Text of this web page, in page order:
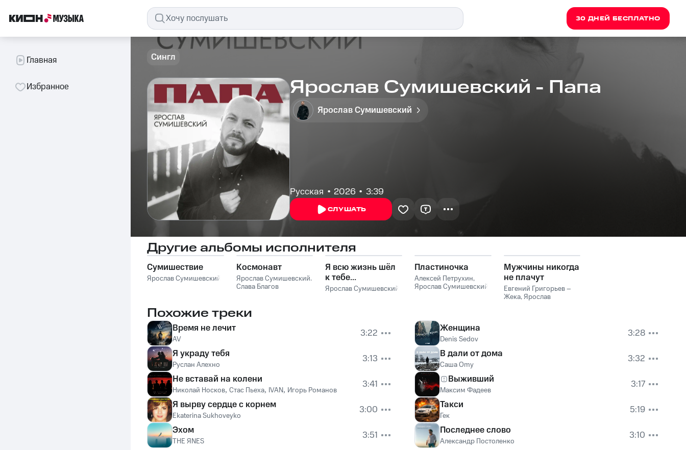
30 ДНЕЙ БЕСПЛАТНО
Главная
Избранное
Сингл
Ярослав Сумишевский - Папа
Ярослав Сумишевский
Русская 2026 3:39
СЛУШАТЬ
Другие альбомы исполнителя
Сумишествие
Ярослав Сумишевский
Космонавт
Ярослав Сумишевский,
Слава Благов
Я всю жизнь шёл
к тебе...
Ярослав Сумишевский
Пластиночка
Алексей Петрухин,
Ярослав Сумишевский
Мужчины никогда
не плачут
Евгений Григорьев –
Жека,Ярослав
Похожие треки
Время не лечит
AV
3:22
Я украду тебя
Руслан Алехно
3:13
Не вставай на колени
Николай Носков, Стас Пьеха, IVAN, Игорь Романов
3:41
Я вырву сердце с корнем
Ekaterina Sukhoveyko
3:00
Эхом
THE ЯNES 3:51
Женщина
Denis Sedov
3:28
В дали от дома
Саша Omy
3:32
Выживший
Максим Фадеев
3:17
Такси
Гек
5:19
Последнее слово
Александр Постоленко 3:10